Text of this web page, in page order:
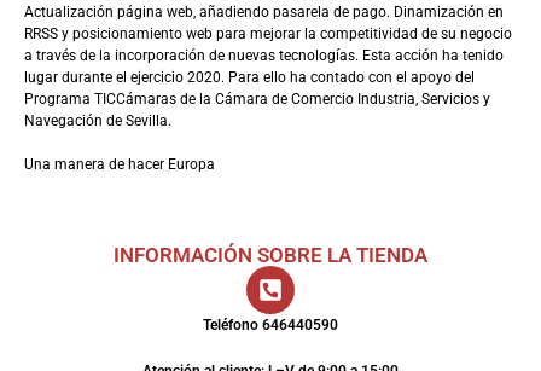
Actualización página web, añadiendo pasarela de pago. Dinamización en
RRSS y posicionamiento web para mejorar la competitividad de su negocio
a través de la incorporación de nuevas tecnologías. Esta acción ha tenido
lugar durante el ejercicio 2020. Para ello ha contado con el apoyo del
Programa TICCámaras de la Cámara de Comercio Industria, Servicios y
Navegación de Sevilla.
Una manera de hacer Europa
INFORMACIÓN SOBRE LA TIENDA
Teléfono 646440590